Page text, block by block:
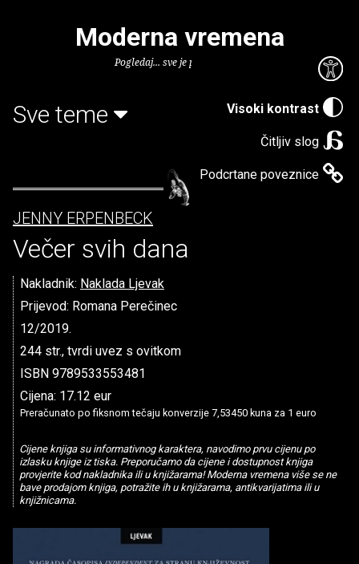
Visoki kontrast
Čitljiv slog
Podcrtane poveznice
Moderna vremena
Pogledaj... sve je puno knjiga.
Sve teme
JENNY ERPENBECK
Večer svih dana
Nakladnik: Naklada Ljevak
Prijevod: Romana Perečinec
12/2019.
244 str., tvrdi uvez s ovitkom
ISBN 9789533553481
Cijena: 17.12 eur
Preračunato po fiksnom tečaju konverzije 7,53450 kuna za 1 euro
Cijene knjiga su informativnog karaktera, navodimo prvu cijenu po
izlasku knjige iz tiska. Preporučamo da cijene i dostupnost knjiga
provjerite kod nakladnika ili u knjižarama! Moderna vremena više se ne
bave prodajom knjiga, potražite ih u knjižarama, antikvarijatima ili u
knjižnicama.